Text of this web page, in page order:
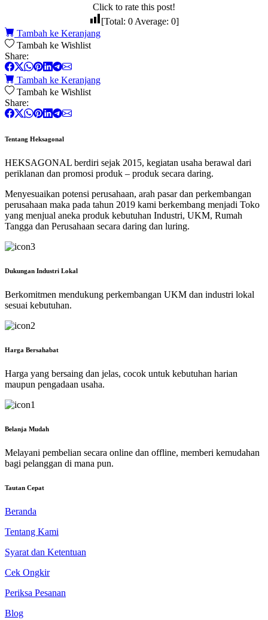
Click to rate this post!
[Total: 0 Average: 0]
Tambah ke Keranjang
Tambah ke Wishlist
Share:
Tambah ke Keranjang
Tambah ke Wishlist
Share:
Tentang Heksagonal
HEKSAGONAL berdiri sejak 2015, kegiatan usaha berawal dari
periklanan dan promosi produk – produk secara daring.
Menyesuaikan potensi perusahaan, arah pasar dan perkembangan
perusahaan maka pada tahun 2019 kami berkembang menjadi Toko
yang menjual aneka produk kebutuhan Industri, UKM, Rumah
Tangga dan Perusahaan secara daring dan luring.
Dukungan Industri Lokal
Berkomitmen mendukung perkembangan UKM dan industri lokal
sesuai kebutuhan.
Harga Bersahabat
Harga yang bersaing dan jelas, cocok untuk kebutuhan harian
maupun pengadaan usaha.
Belanja Mudah
Melayani pembelian secara online dan offline, memberi kemudahan
bagi pelanggan di mana pun.
Tautan Cepat
Beranda
Tentang Kami
Syarat dan Ketentuan
Cek Ongkir
Periksa Pesanan
Blog